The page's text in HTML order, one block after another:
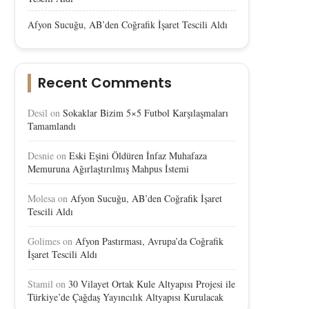
Afyon Sucuğu, AB’den Coğrafik İşaret Tescili Aldı
Recent Comments
Desil on Sokaklar Bizim 5×5 Futbol Karşılaşmaları
Tamamlandı
Desnie on Eski Eşini Öldüren İnfaz Muhafaza
Memuruna Ağırlaştırılmış Mahpus İstemi
Molesa on Afyon Sucuğu, AB’den Coğrafik İşaret
Tescili Aldı
Golimes on Afyon Pastırması, Avrupa’da Coğrafik
İşaret Tescili Aldı
Stamil on 30 Vilayet Ortak Kule Altyapısı Projesi ile
Türkiye’de Çağdaş Yayıncılık Altyapısı Kurulacak